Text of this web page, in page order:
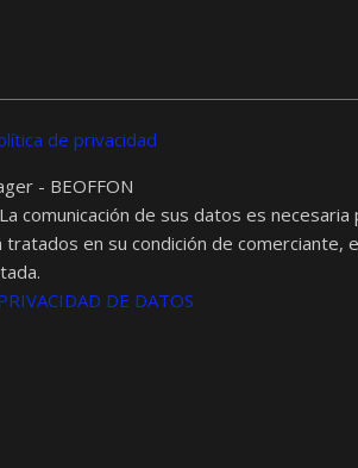
de privacidad
- BEOFFON
comunicación de sus datos es
tratados en su condición de
DE DATOS